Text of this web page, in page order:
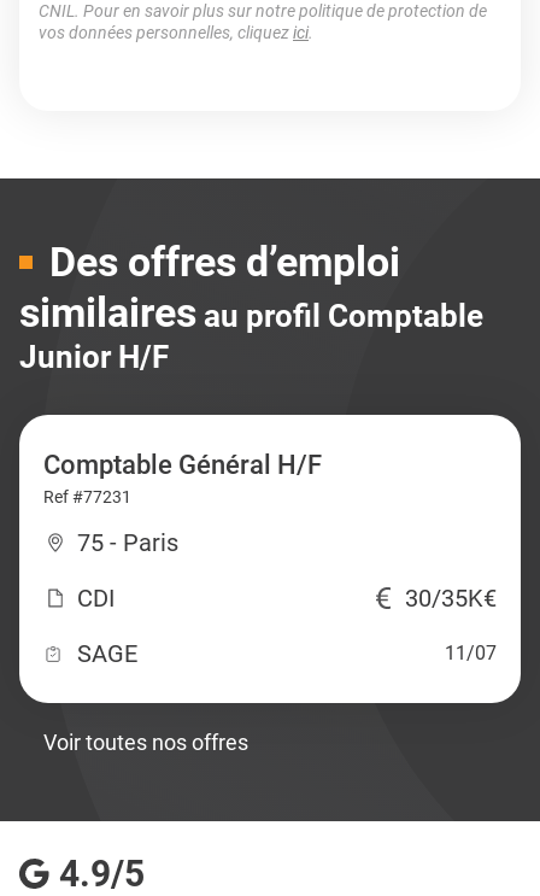
CNIL. Pour en savoir plus sur notre politique de protection de
vos données personnelles, cliquezici.
Des offres d’emploi
similaires au profil Comptable
Junior H/F
Comptable Général H/F
Ref #77231
75 - Paris
CDI
30/35K€
SAGE
11/07
Voir toutes nos offres
4.9/5